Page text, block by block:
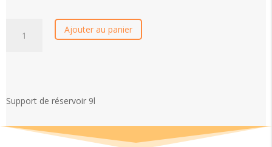
Ajouter au panier
Support de réservoir 9l